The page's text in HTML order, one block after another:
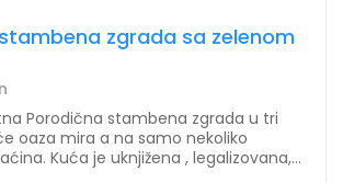
zgrada sa zelenom
Porodična stambena zgrada u tri
oaza mira a na samo nekoliko
Kuća je uknjižena , legalizovana,...